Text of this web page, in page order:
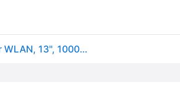
Apple iPad Pro 13 2024 Nanotexturglass (nur WLAN, 13", 1000GB, Silver), Tablet, Silber